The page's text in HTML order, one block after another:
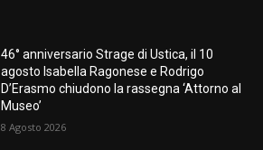
46° anniversario Strage di Ustica, il 10
agosto Isabella Ragonese e Rodrigo
D’Erasmo chiudono la rassegna ‘Attorno al
Museo’
8 Agosto 2026